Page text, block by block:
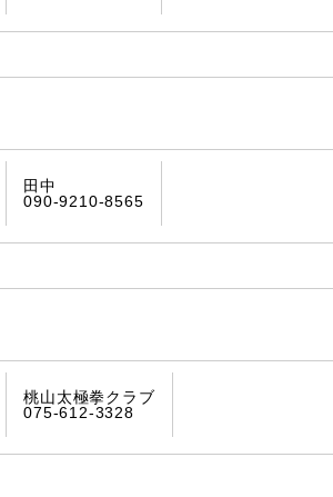
田中
090-9210-8565
桃山太極拳クラブ
075-612-3328